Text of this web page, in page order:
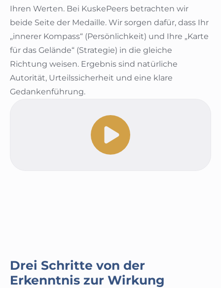
Ihren Werten. Bei KuskePeers betrachten wir
beide Seite der Medaille. Wir sorgen dafür, dass Ihr
„innerer Kompass“ (Persönlichkeit) und Ihre „Karte
für das Gelände“ (Strategie) in die gleiche
Richtung weisen. Ergebnis sind natürliche
Autorität, Urteilssicherheit und eine klare
Gedankenführung.
Drei Schritte von der
Erkenntnis zur Wirkung